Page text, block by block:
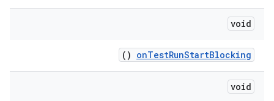
void
onTestRunStartBlocking
()
void